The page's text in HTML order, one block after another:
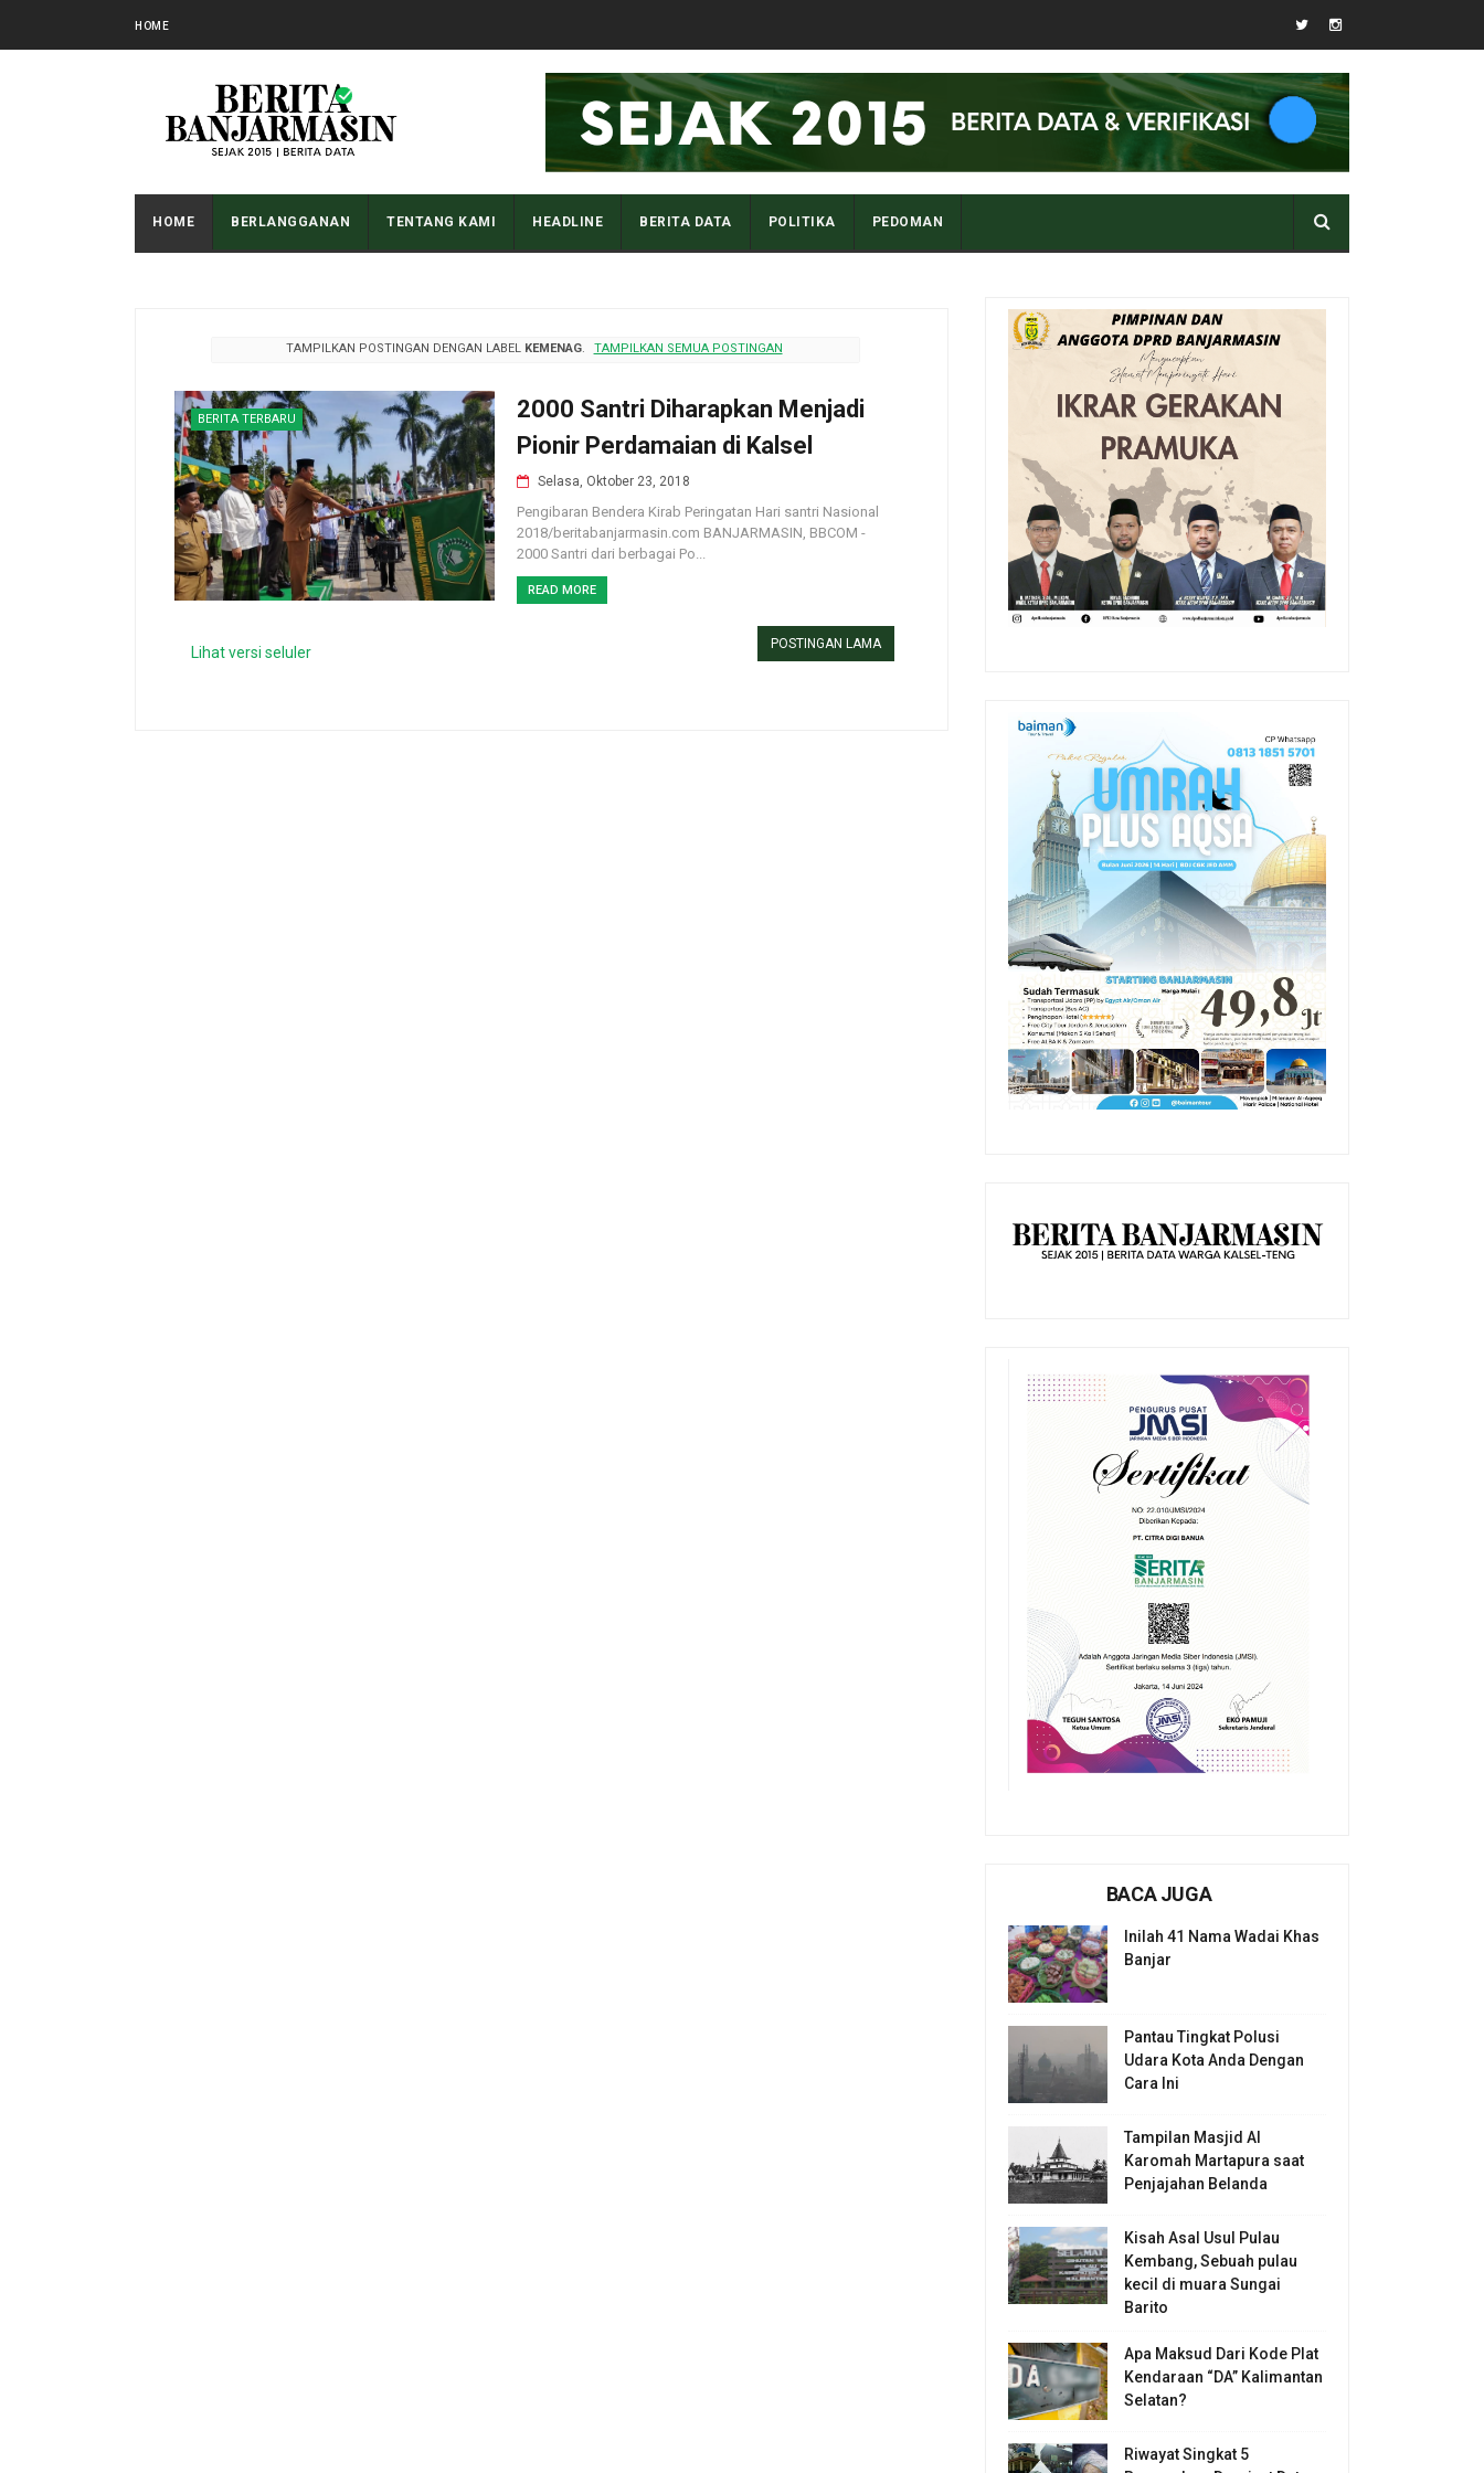
HOME
HOME BERLANGGANAN TENTANG KAMI HEADLINE BERITA DATA POLITIKA PEDOMAN
TAMPILKAN POSTINGAN DENGAN LABEL KEMENAG. TAMPILKAN SEMUA POSTINGAN
BERITA TERBARU
2000 Santri Diharapkan Menjadi
Pionir Perdamaian di Kalsel
Selasa, Oktober 23, 2018
Pengibaran Bendera Kirab Peringatan Hari santri Nasional
2018/beritabanjarmasin.com BANJARMASIN, BBCOM -
2000 Santri dari berbagai Po...
READ MORE
POSTINGAN LAMA
Lihat versi seluler
BACA JUGA
Inilah 41 Nama Wadai Khas
Banjar
Pantau Tingkat Polusi
Udara Kota Anda Dengan
Cara Ini
Tampilan Masjid Al
Karomah Martapura saat
Penjajahan Belanda
Kisah Asal Usul Pulau
Kembang, Sebuah pulau
kecil di muara Sungai
Barito
Apa Maksud Dari Kode Plat
Kendaraan “DA” Kalimantan
Selatan?
Riwayat Singkat 5